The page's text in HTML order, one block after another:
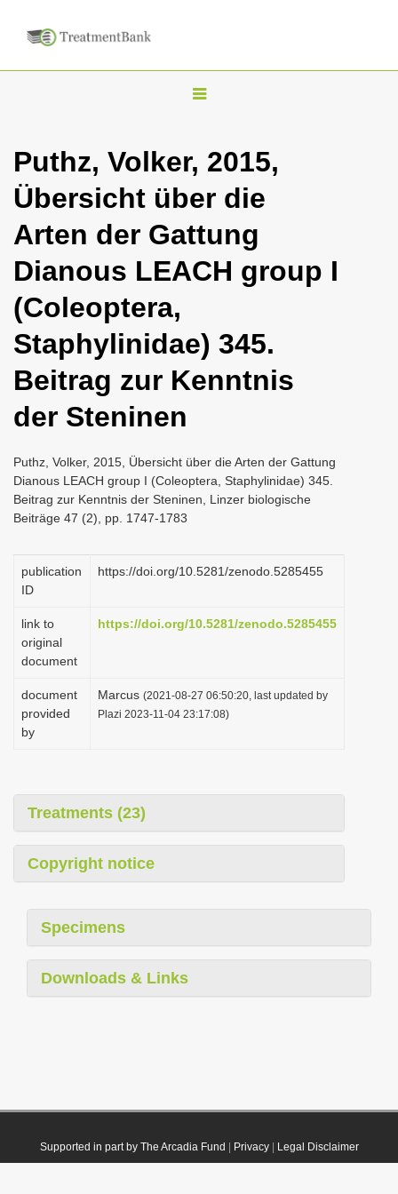
T
g
l
n
a
g
t
n
Puthz, Volker, 2015,
Übersicht über die
Arten der Gattung
Dianous LEACH group I
(Coleoptera,
Staphylinidae) 345.
Beitrag zur Kenntnis
der Steninen
Puthz, Volker, 2015, Übersicht über die Arten der Gattung
Dianous LEACH group I (Coleoptera, Staphylinidae) 345.
Beitrag zur Kenntnis der Steninen, Linzer biologische
Beiträge 47 (2), pp. 1747-1783
publication
ID
https://doi.org/10.5281/zenodo.5285455
link to
original
document
https://doi.org/10.5281/zenodo.5285455
document
provided
by
Marcus (2021-08-27 06:50:20, last updated by
Plazi 2023-11-04 23:17:08)
Treatments (23)
Copyright notice
Specimens
Downloads & Links
Supported in part by The Arcadia Fund Privacy| Legal Disclaimer